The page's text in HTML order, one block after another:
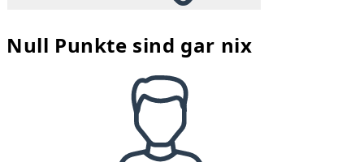
Null Punkte sind gar nix